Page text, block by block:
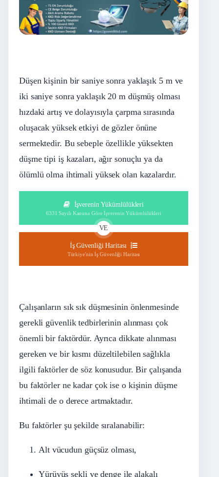
Düşen kişinin bir saniye sonra yaklaşık 5 m ve
iki saniye sonra yaklaşık 20 m düşmüş olması
hızdaki artış ve dolayısıyla çarpma sırasında
oluşacak yüksek etkiyi de gözler önüne
sermektedir. Bu sebeple özellikle yüksekten
düşme tipi iş kazaları, ağır sonuçlu ya da
ölümlü olma ihtimali yüksek olan kazalardır.
İşverenin Yükümlülükleri
6331 Sayılı Kanuna Göre İşverenin Yükümlülükleri
VE
İş Güvenliği Haritası
Türkiye'nin İş Güvenliği Haritası
Çalışanların sık sık düşmesinin önlenmesinde
gerekli güvenlik tedbirlerinin alınması çok
önemli bir faktördür. Ayrıca dikkate alınması
gereken ve bir kısmı düzeltilebilen sağlıkla
ilgili faktörler de söz konusudur. Bir çalışanda
bu faktörler ne kadar çok ise o kişinin düşme
ihtimali de o derece artmaktadır.
Bu faktörler şu şekilde sıralanabilir:
Alt vücudun güçsüz olması,
Yürüyüş şekli ve denge ile alakalı